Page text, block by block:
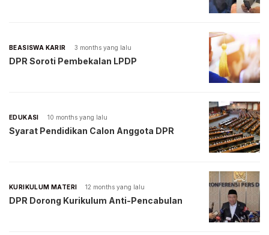
BEASISWA KARIR 3 months yang lalu
DPR Soroti Pembekalan LPDP
EDUKASI 10 months yang lalu
Syarat Pendidikan Calon Anggota DPR
KURIKULUM MATERI 12 months yang lalu
DPR Dorong Kurikulum Anti-Pencabulan